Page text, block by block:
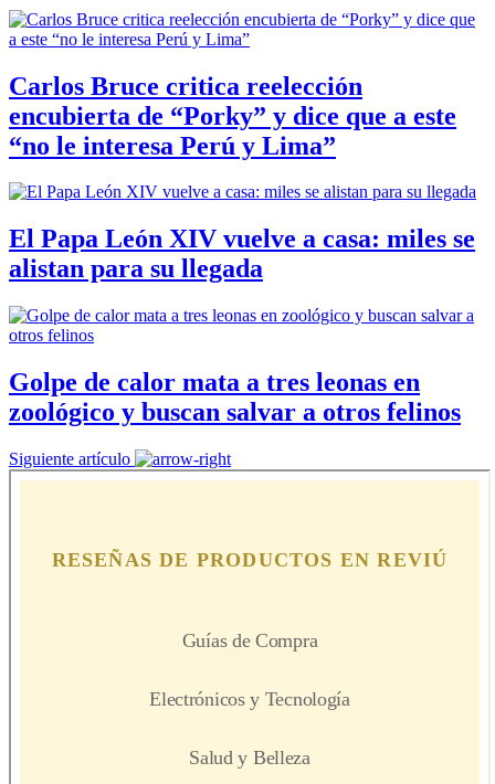
Carlos Bruce critica reelección
encubierta de “Porky” y dice que a este
“no le interesa Perú y Lima”
El Papa León XIV vuelve a casa: miles se
alistan para su llegada
Golpe de calor mata a tres leonas en
zoológico y buscan salvar a otros felinos
Siguiente artículo